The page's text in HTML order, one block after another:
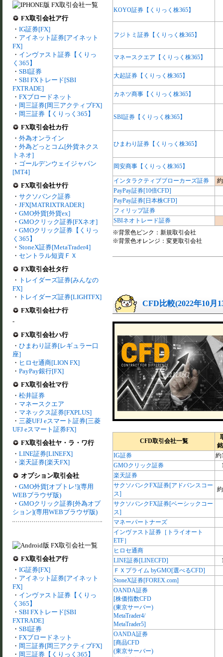
FX取引会社ア行
・ IG証券[FX]
・ アイネット証券[アイネット
FX]
・ インヴァスト証券【くりっ
く365】
・ SBI証券
・ SBI FXトレード[SBI
FXTRADE]
・ FXブロードネット
・ 岡三証券[岡三アクティブFX]
・ 岡三証券【くりっく365】
FX取引会社カ行
・ 外為オンライン
・ 外為どっとコム[外貨ネクス
トネオ]
・ ゴールデンウェイジャパン
[MT4]
FX取引会社サ行
・ サクソバンク証券
・ JFX[MATRIXTRADER]
・ GMO外貨[外貨ex]
・ GMOクリック証券[FXネオ]
・ GMOクリック証券【くりっ
く365】
・ StoneX証券[MetaTrader4]
・ セントラル短資ＦＸ
FX取引会社タ行
・ トレイダーズ証券[みんなの
FX]
・ トレイダーズ証券[LIGHTFX]
FX取引会社ナ行
-
FX取引会社ハ行
・ ひまわり証券[レギュラー口
座]
・ ヒロセ通商[LION FX]
・ PayPay銀行[FX]
FX取引会社マ行
・ 松井証券
・ マネースクエア
・ マネックス証券[FXPLUS]
・ 三菱UFJ eスマート証券[三菱
UFJ eスマート証券FX]
FX取引会社ヤ・ラ・ワ行
・ LINE証券[LINEFX]
・ 楽天証券[楽天FX]
オプション取引会社
・ GMO外貨[オプトレ!](専用
WEBブラウザ版)
・ GMOクリック証券[外為オプ
ション](専用WEBブラウザ版)
FX取引会社ア行
・ IG証券[FX]
・ アイネット証券[アイネット
FX]
・ インヴァスト証券【くりっ
く365】
・ SBI FXトレード[SBI
FXTRADE]
・ SBI証券
・ FXブロードネット
・ 岡三証券[岡三アクティブFX]
・ 岡三証券【くりっく365】
KOYO証券【くりっく株365】
フジトミ証券【くりっく株365】
マネースクエア【くりっく株365】
大起証券【くりっく株365】
カネツ商事【くりっく株365】
SBI証券【くりっく株365】
ひまわり証券【くりっく株365】
岡安商事【くりっく株365】
インタラクティブブローカーズ証券
PayPay証券[10倍CFD]
PayPay証券[日本株CFD]
フィリップ証券
SBIネオトレード証券
※背景色ピンク：新規取引会社
※背景色オレンジ：変更取引会社
CFD比較(2022年10月
CFD取引会社一覧
IG証券
約
GMOクリック証券
楽天証券
サクソバンクFX証券[アドバンスコー
ス]
サクソバンクFX証券[ベーシックコー
ス]
マネーパートナーズ
インヴァスト証券［トライオート
ETF］
ヒロセ通商
LINE証券[LINECFD]
ＦＸプライム byGMO[選べるCFD]
StoneX証券[FOREX.com]
OANDA証券
[株価指数CFD
(東京サーバー)
MetaTrader4/
MetaTrader5]
OANDA証券
[商品CFD
(東京サーバー)